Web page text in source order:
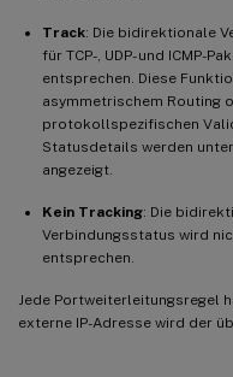
Track: Die bidirektionale
für TCP-, UDP- und ICMP-
entsprechen. Diese
asymmetrischem Routing
protokollspezifischen
Statusdetails werden unter
angezeigt.
Kein Tracking: Die
Verbindungsstatus wird
entsprechen.
Jede Portweiterleitungsregel
externe IP-Adresse wird der